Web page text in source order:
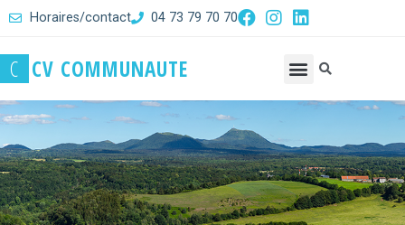
Horaires/contact 04 73 79 70 70
C CV COMMUNAUTE